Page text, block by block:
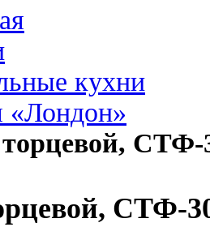
кухни
«Лондон»
СТФ-
СТФ-